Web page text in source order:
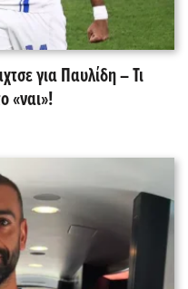
για Παυλίδη – Τι
«ναι»!